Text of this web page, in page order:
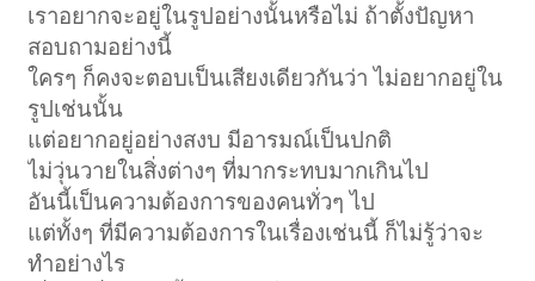
เราอยากจะอยู่ในรูปอย่างนั้นหรือไม่ ถ้าตั้งปัญหา
สอบถามอย่างนี้
ใครๆ ก็คงจะตอบเป็นเสียงเดียวกันว่า ไม่อยากอยู่ใน
รูปเช่นนั้น
แต่อยากอยู่อย่างสงบ มีอารมณ์เป็นปกติ
ไม่วุ่นวายในสิ่งต่างๆ ที่มากระทบมากเกินไป
อันนี้เป็นความต้องการของคนทั่วๆ ไป
แต่ทั้งๆ ที่มีความต้องการในเรื่องเช่นนี้ ก็ไม่รู้ว่าจะ
ทำอย่างไร